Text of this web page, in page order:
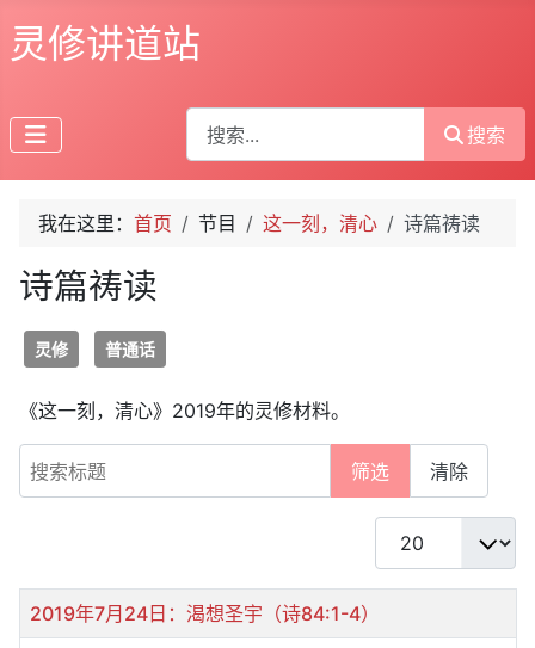
灵修讲道站
搜索
搜索
我在这里： 首页 节目 这一刻，清心 诗篇祷读
诗篇祷读
灵修 普通话
《这一刻，清心》2019年的灵修材料。
搜索标题
筛选 清除
每页显示条数
标题
2019年7月24日：渴想圣宇（诗84:1-4）